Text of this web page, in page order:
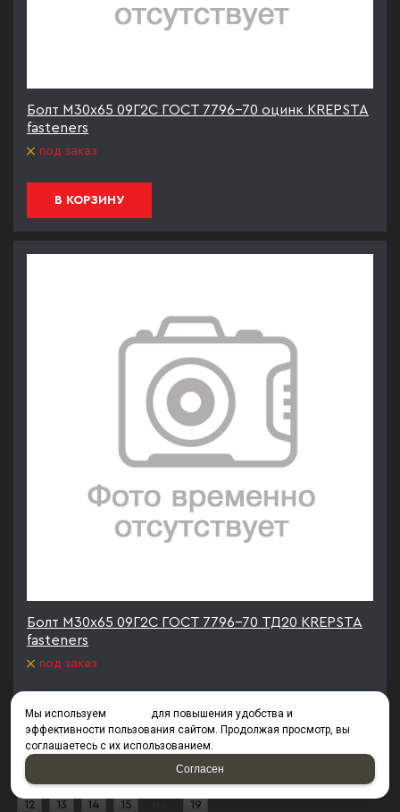
Болт М30х65 09Г2С ГОСТ 7796-70 оцинк KREPSTA
fasteners
под заказ
В КОРЗИНУ
Болт М30х65 09Г2С ГОСТ 7796-70 ТД20 KREPSTA
fasteners
под заказ
В КОРЗИНУ
6 7
12 13 14 15 19
Мы используем
для повышения удобства и
эффективности пользования сайтом. Продолжая просмотр, вы
соглашаетесь с их использованием.
Согласен